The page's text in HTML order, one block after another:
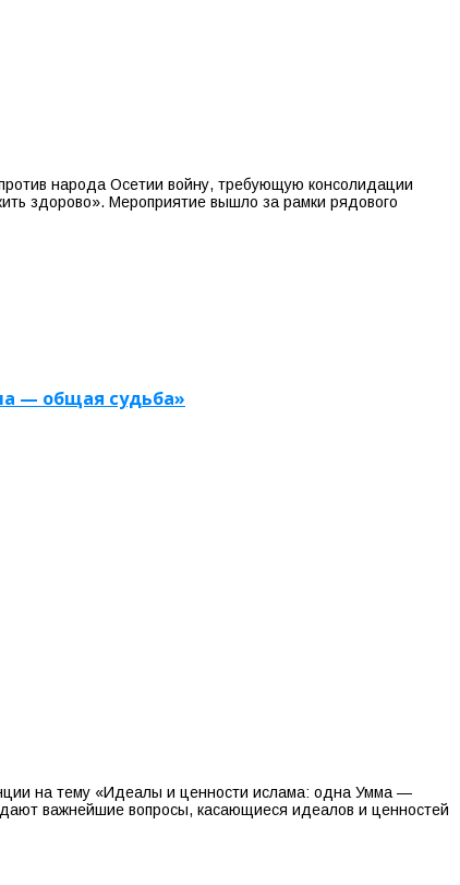
народа Осетии войну, требующую консолидации
здорово». Мероприятие вышло за рамки рядового
— общая судьба»
на тему «Идеалы и ценности ислама: одна Умма —
важнейшие вопросы, касающиеся идеалов и ценностей